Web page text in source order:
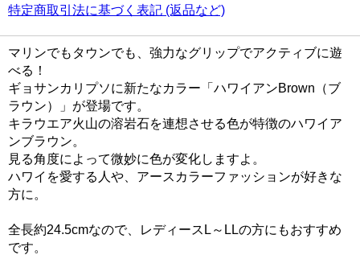
特定商取引法に基づく表記 (返品など)
マリンでもタウンでも、強力なグリップでアクティブに遊
べる！
ギョサンカリプソに新たなカラー「ハワイアンBrown（ブ
ラウン）」が登場です。
キラウエア火山の溶岩石を連想させる色が特徴のハワイア
ンブラウン。
見る角度によって微妙に色が変化しますよ。
ハワイを愛する人や、アースカラーファッションが好きな
方に。
全長約24.5cmなので、レディースL～LLの方にもおすすめ
です。